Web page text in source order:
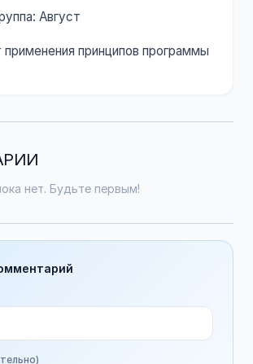
Август
принципов программы
нет. Будьте первым!